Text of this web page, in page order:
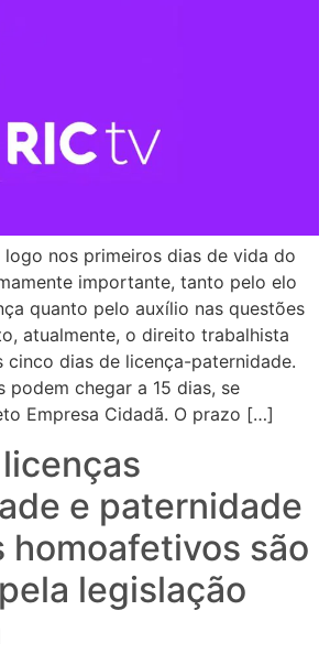
nos primeiros dias de vida do
importante, tanto pelo elo
quanto pelo auxílio nas questões
atualmente, o direito trabalhista
cinco dias de licença-paternidade.
podem chegar a 15 dias, se
Empresa Cidadã. O prazo […]
e paternidade
homoafetivos são
legislação